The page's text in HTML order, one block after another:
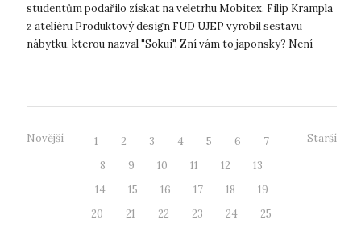
studentům podařilo získat na veletrhu Mobitex. Filip Krampla
z ateliéru Produktový design FUD UJEP vyrobil sestavu
nábytku, kterou nazval "Sokui". Zní vám to japonsky? Není
Novější 1 2 3 4 5 6
7
8
9 10 11 12
13
14
15 16 17 18
19
20
21 22 23 24
25
Starší